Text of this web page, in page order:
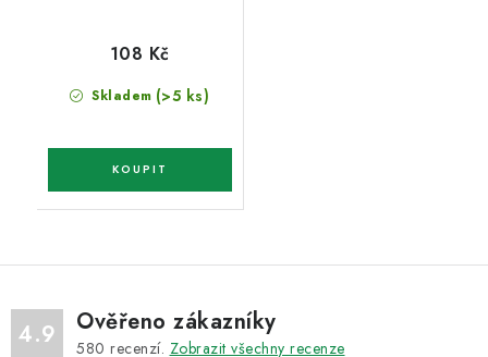
Skladem (>5 ks)
108 Kč
4.9 Ověřeno zákazníky
580 recenzí. Zobrazit všechny recenze